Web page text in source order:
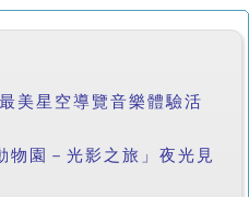
美星空導覽音樂體驗活
物園－光影之旅」夜光見